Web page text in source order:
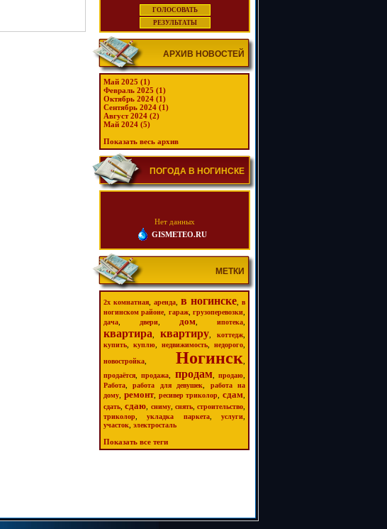
АРХИВ НОВОСТЕЙ
Май 2025 (1)
Февраль 2025 (1)
Октябрь 2024 (1)
Сентябрь 2024 (1)
Август 2024 (2)
Май 2024 (5)
Показать весь архив
ПОГОДА В НОГИНСКЕ
Нет данных
GISMETEO.RU
МЕТКИ
2х комнатная аренда в ногинске
в
ногинском районе
гараж,грузоперевозки
дача двери дом ипотека
квартира квартиру коттедж
купить куплю недвижимость недорого
новостройка Ногинск
продаётся ,продажа продам,продаю
Работа ,работа для девушек
работа на
дому
ремонт, ресивер триколор сдам
сдать ,сдаю сниму, снять, строительство
триколор ,укладка паркета,услуги
участок электросталь
Показать все теги